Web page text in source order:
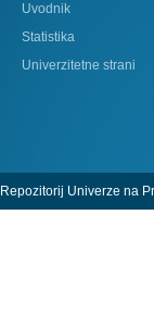
Uvodnik
Statistika
Univerzitetne strani
Repozitorij Univerze na